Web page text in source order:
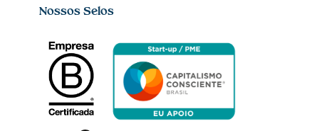
Nossos Selos